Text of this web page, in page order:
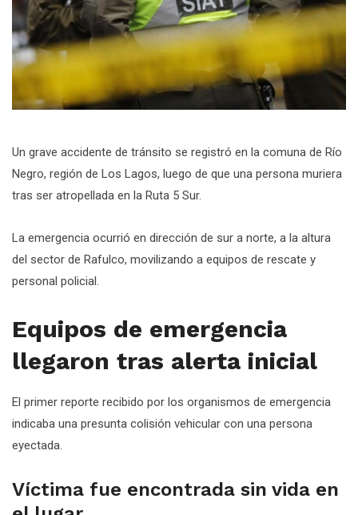
Un grave accidente de tránsito se registró en la comuna de Río
Negro, región de Los Lagos, luego de que una persona muriera
tras ser atropellada en la Ruta 5 Sur.
La emergencia ocurrió en dirección de sur a norte, a la altura
del sector de Rafulco, movilizando a equipos de rescate y
personal policial.
Equipos de emergencia
llegaron tras alerta inicial
El primer reporte recibido por los organismos de emergencia
indicaba una presunta colisión vehicular con una persona
eyectada.
Víctima fue encontrada sin vida en